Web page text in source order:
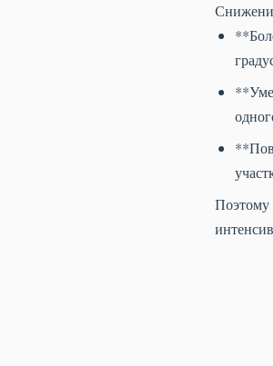
Поэтому